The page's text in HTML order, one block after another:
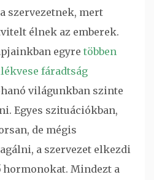
szervezetnek, mert
élnek az emberek.
egyre többen
fáradtság
világunkban szinte
Egyes szituációkban,
de mégis
a szervezet elkezdi
Mindezt a